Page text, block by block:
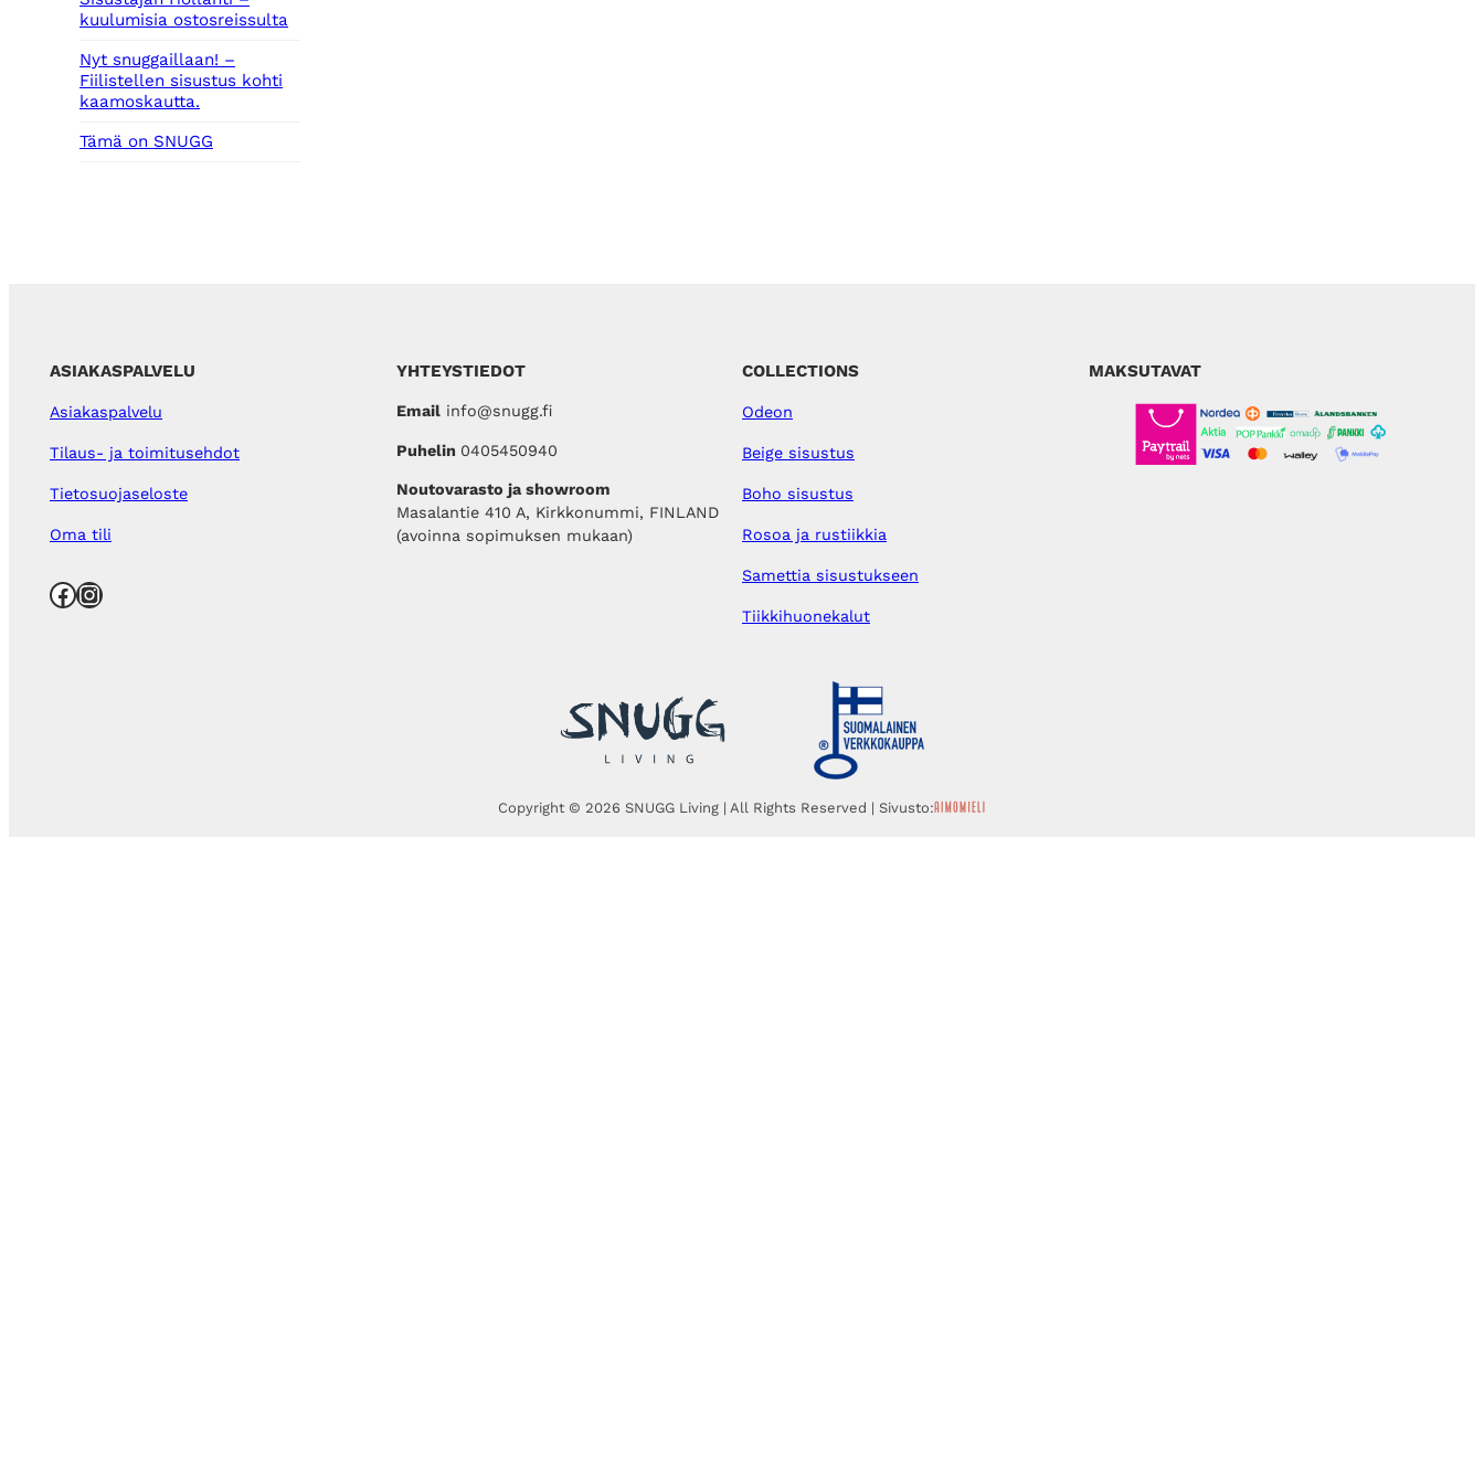
kuulumisia ostosreissulta
Nyt snuggaillaan! –
Fiilistellen sisustus kohti
kaamoskautta.
Tämä on SNUGG
ASIAKASPALVELU
Asiakaspalvelu
Tilaus- ja toimitusehdot
Tietosuojaseloste
Oma tili
Facebook Instagram
YHTEYSTIEDOT
Emailinfo@snugg.fi
Puhelin 0405450940
Noutovarasto ja showroom
Masalantie 410 A, Kirkkonummi, FINLAND
(avoinna sopimuksen mukaan)
COLLECTIONS
Odeon
Beige sisustus
Boho sisustus
Rosoa ja rustiikkia
Samettia sisustukseen
Tiikkihuonekalut
MAKSUTAVAT
Copyright © 2026 SNUGG Living | All Rights Reserved | Sivusto: